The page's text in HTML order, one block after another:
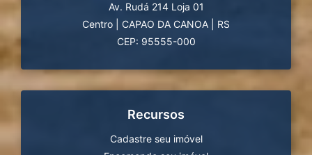
Av. Rudá 214 Loja 01
Centro
CAPAO DA CANOA
RS
CEP: 95555-000
Recursos
Cadastre seu imóvel